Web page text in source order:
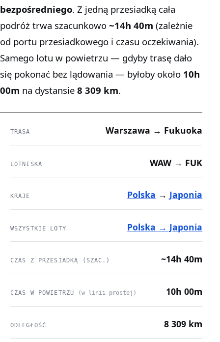
bezpośredniego. Z jedną przesiadką cała
podróż trwa szacunkowo ~14h 40m (zależnie
od portu przesiadkowego i czasu oczekiwania).
Samego lotu w powietrzu — gdyby trasę dało
się pokonać bez lądowania — byłoby około 10h
00m na dystansie 8 309 km.
TRASA Warszawa → Fukuoka
LOTNISKA WAW → FUK
KRAJE Polska → Japonia
WSZYSTKIE LOTY Polska → Japonia
CZAS Z PRZESIADKĄ (SZAC.) ~14h 40m
CZAS W POWIETRZU (w linii prostej) 10h 00m
ODLEGŁOŚĆ 8 309 km